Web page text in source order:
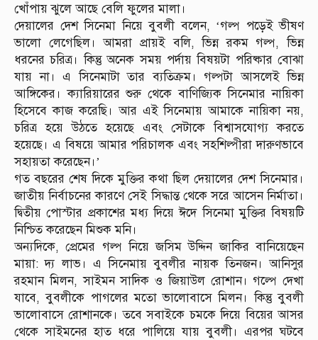
খোঁপায় ঝুলে আছে বেলি ফুলের মালা।
দেয়ালের দেশ সিনেমা নিয়ে বুবলী বলেন, ‘গল্প পড়েই ভীষণ
ভালো লেগেছিল। আমরা প্রায়ই বলি, ভিন্ন রকম গল্প, ভিন্ন
ধরনের চরিত্র। কিন্তু অনেক সময় পর্দায় বিষয়টা পরিষ্কার বোঝা
যায় না। এ সিনেমাটা তার ব্যতিক্রম। গল্পটা আসলেই ভিন্ন
আঙ্গিকের। ক্যারিয়ারের শুরু থেকে বাণিজ্যিক সিনেমার নায়িকা
হিসেবে কাজ করেছি। আর এই সিনেমায় আমাকে নায়িকা নয়,
চরিত্র হয়ে উঠতে হয়েছে এবং সেটাকে বিশ্বাসযোগ্য করতে
হয়েছে। এ বিষয়ে আমার পরিচালক এবং সহশিল্পীরা দারুণভাবে
সহায়তা করেছেন।’
গত বছরের শেষ দিকে মুক্তির কথা ছিল দেয়ালের দেশ সিনেমার।
জাতীয় নির্বাচনের কারণে সেই সিদ্ধান্ত থেকে সরে আসেন নির্মাতা।
দ্বিতীয় পোস্টার প্রকাশের মধ্য দিয়ে ঈদে সিনেমা মুক্তির বিষয়টি
নিশ্চিত করেছেন মিশুক মনি।
অন্যদিকে, প্রেমের গল্প নিয়ে জসিম উদ্দিন জাকির বানিয়েছেন
মায়া: দ্য লাভ। এ সিনেমায় বুবলীর নায়ক তিনজন। আনিসুর
রহমান মিলন, সাইমন সাদিক ও জিয়াউল রোশান। গল্পে দেখা
যাবে, বুবলীকে পাগলের মতো ভালোবাসে মিলন। কিন্তু বুবলী
ভালোবাসে রোশানকে। তবে সবাইকে চমকে দিয়ে বিয়ের আসর
থেকে সাইমনের হাত ধরে পালিয়ে যায় বুবলী। এরপর ঘটবে